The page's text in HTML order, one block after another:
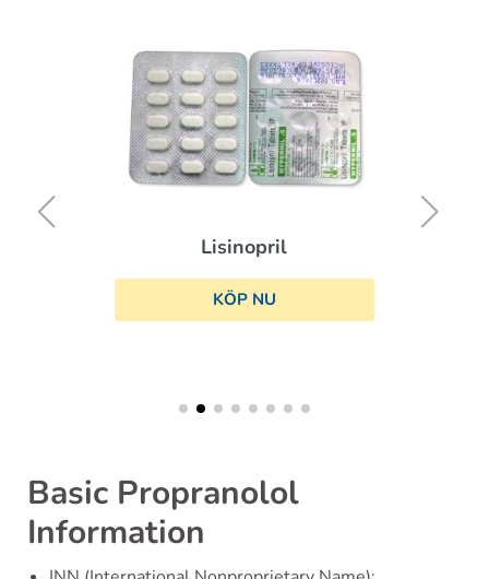
Basic Propranolol
Information